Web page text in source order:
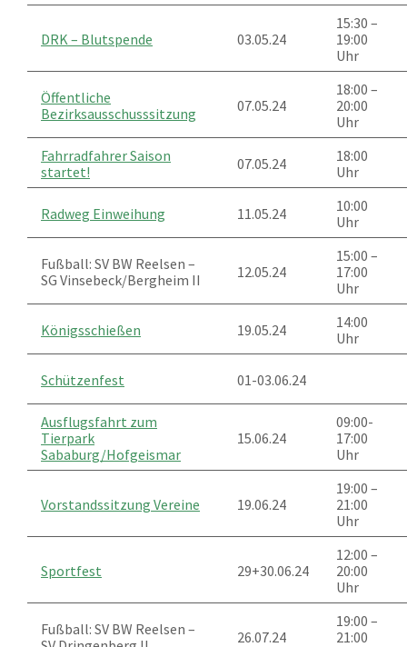
DRK – Blutspende 03.05.24
15:30 –
19:00
Uhr
Öffentliche
Bezirksausschusssitzung
07.05.24
18:00 –
20:00
Uhr
Fahrradfahrer Saison
startet!
07.05.24
18:00
Uhr
Radweg Einweihung 11.05.24
10:00
Uhr
Fußball: SV BW Reelsen –
SG Vinsebeck/Bergheim II
12.05.24
15:00 –
17:00
Uhr
Königsschießen 19.05.24
14:00
Uhr
Schützenfest 01-03.06.24
Ausflugsfahrt zum
Tierpark
Sababurg/Hofgeismar
15.06.24
09:00-
17:00
Uhr
Vorstandssitzung Vereine 19.06.24
19:00 –
21:00
Uhr
Sportfest 29+30.06.24
12:00 –
20:00
Uhr
Fußball: SV BW Reelsen –
26.07.24
19:00 –
21:00